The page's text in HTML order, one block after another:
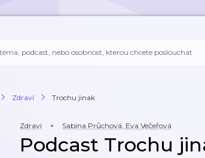
Zdraví Trochu jinak
Zdraví Sabina Průchová, Eva Večeřová
Podcast Trochu